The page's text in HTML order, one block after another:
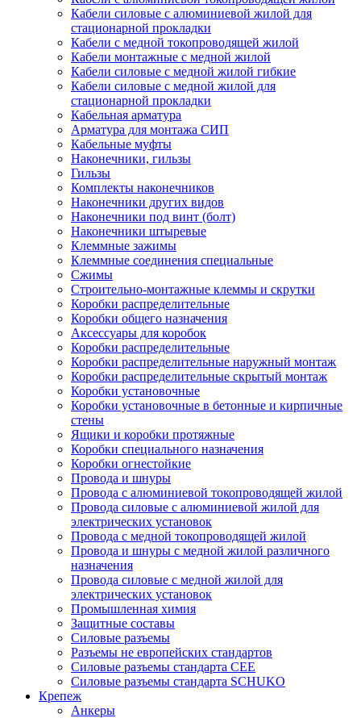
Кабели силовые с алюминиевой жилой для
стационарной прокладки
Кабели с медной токопроводящей жилой
Кабели монтажные с медной жилой
Кабели силовые с медной жилой гибкие
Кабели силовые с медной жилой для
стационарной прокладки
Кабельная арматура
Арматура для монтажа СИП
Кабельные муфты
Наконечники, гильзы
Гильзы
Комплекты наконечников
Наконечники других видов
Наконечники под винт (болт)
Наконечники штыревые
Клеммные зажимы
Клеммные соединения специальные
Сжимы
Строительно-монтажные клеммы и скрутки
Коробки распределительные
Коробки общего назначения
Аксессуары для коробок
Коробки распределительные
Коробки распределительные наружный монтаж
Коробки распределительные скрытый монтаж
Коробки установочные
Коробки установочные в бетонные и кирпичные
стены
Ящики и коробки протяжные
Коробки специального назначения
Коробки огнестойкие
Провода и шнуры
Провода с алюминиевой токопроводящей жилой
Провода силовые с алюминиевой жилой для
электрических установок
Провода с медной токопроводящей жилой
Провода и шнуры с медной жилой различного
назначения
Провода силовые с медной жилой для
электрических установок
Промышленная химия
Защитные составы
Силовые разъемы
Разъемы не европейских стандартов
Силовые разъемы стандарта CEE
Силовые разъемы стандарта SCHUKO
Крепеж
Анкеры